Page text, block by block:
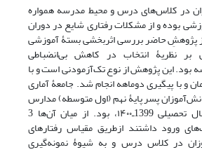
در کلاس‌های درس و محیط مدرسه همواره
بوده و از مشکلات رفتاری شایع در دوران
پژوهشِ حاضر بررسی اثربخشی بستۀ آموزشی
بر نظریۀ انتخاب در کاهش بی‌انضباطی
بود. این پژوهش از نوع تک‌آزمودنی است وبا
و با پیگیری دوماهه انجام شد. جامعۀ آماری
پسر پایۀ نهم (اول متوسطه) مدارس
شهر جوانرود، در سال تحصیلی 1399ـ۱۴۰۰، بود. از میان آن‌ها 3
ورود داشتند ازطریق مقیاس رفتارهای
در کلاس درس و به شیوۀ نمونه‌گیری